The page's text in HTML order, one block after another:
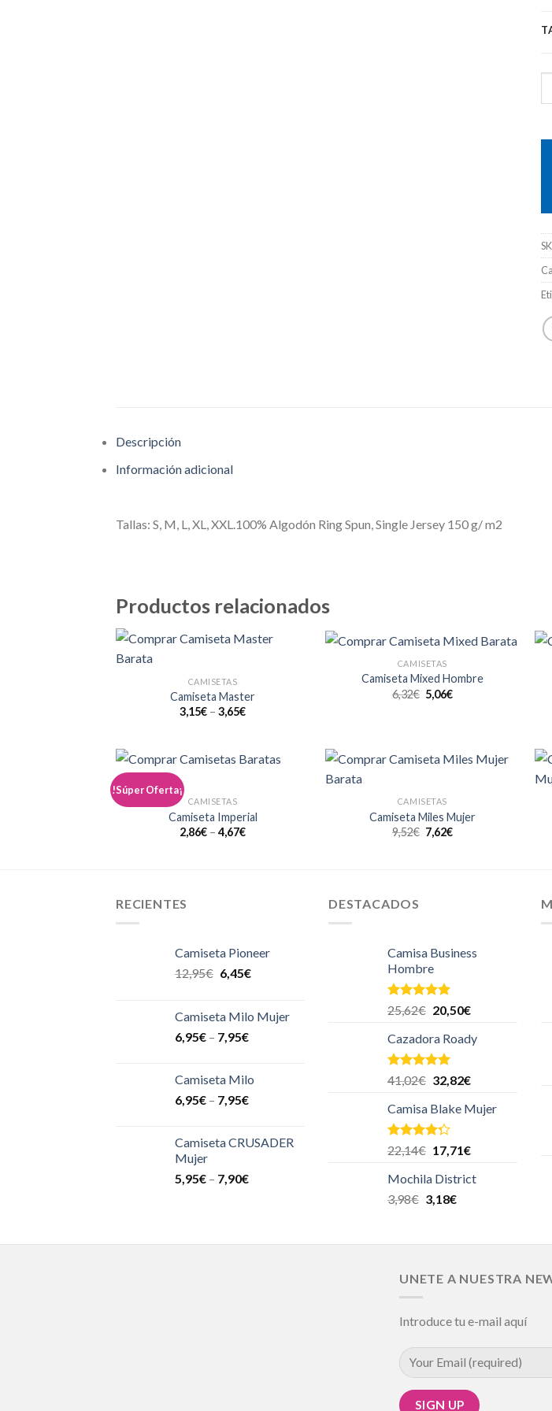
Descripción
Información adicional
Tallas: S, M, L, XL, XXL.100% Algodón Ring Spun, Single Jersey 150 g/ m2
Productos relacionados
CAMISETAS
Camiseta Master
3,15€ –3,65€
CAMISETAS
Camiseta Mixed Hombre
6,32€ 5,06€
!Súper Oferta¡
CAMISETAS
Camiseta Imperial
2,86€ –4,67€
CAMISETAS
Camiseta Miles Mujer
9,52€ 7,62€
RECIENTES
Camiseta Pioneer
12,95€ 6,45€
Camiseta Milo Mujer
6,95€ – 7,95€
Camiseta Milo
6,95€ – 7,95€
Camiseta CRUSADER
Mujer
5,95€ – 7,90€
DESTACADOS
Camisa Business
Hombre
Valorado en
5.00
25,62€ 20,50€
Cazadora Roady
Valorado en
5.00
41,02€ 32,82€
Camisa Blake Mujer
Valorado
en
de 5
22,14€ 17,71€
Mochila District
3,98€ 3,18€
UNETE A NUESTRA
Introduce tu e-mail aquí